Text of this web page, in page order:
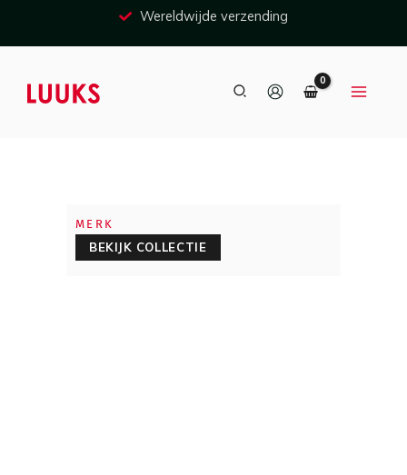
naar
inhoud
Wereldwijde verzending
Zoeken
MERK
BEKIJK COLLECTIE